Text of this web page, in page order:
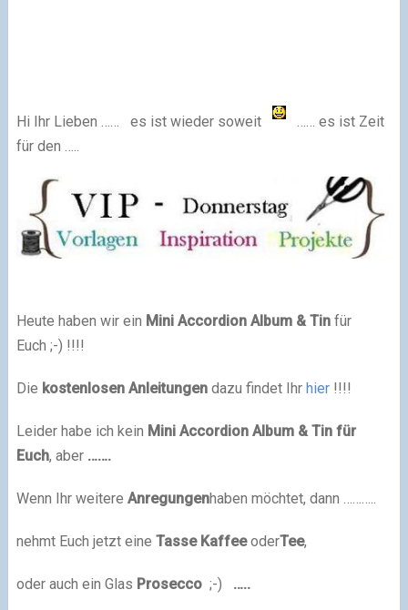
Hi Ihr Lieben …… es ist wieder soweit
…… es ist Zeit
für den …..
Heute haben wir ein Mini Accordion Album & Tinfür
Euch ;-) !!!!
Die kostenlosen Anleitungendazu findet Ihr hier !!!!
Leider habe ich kein Mini Accordion Album & Tin für
Euch, aber…….
Wenn Ihr weitere Anregungenhaben möchtet, dann ………..
nehmt Euch jetzt eine Tasse Kaffee oderTee,
oder auch ein Glas Prosecco;-) …..